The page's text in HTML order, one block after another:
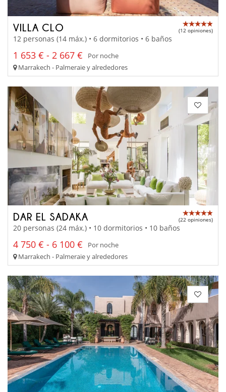
VILLA CLO (12 opiniones)
12 personas (14 máx.) • 6 dormitorios • 6 baños
1 653 € - 2 667 €
Por noche
Marrakech - Palmeraie y alrededores
DAR EL SADAKA (22 opiniones)
20 personas (24 máx.) • 10 dormitorios • 10 baños
4 750 € - 6 100 €
Por noche
Marrakech - Palmeraie y alrededores